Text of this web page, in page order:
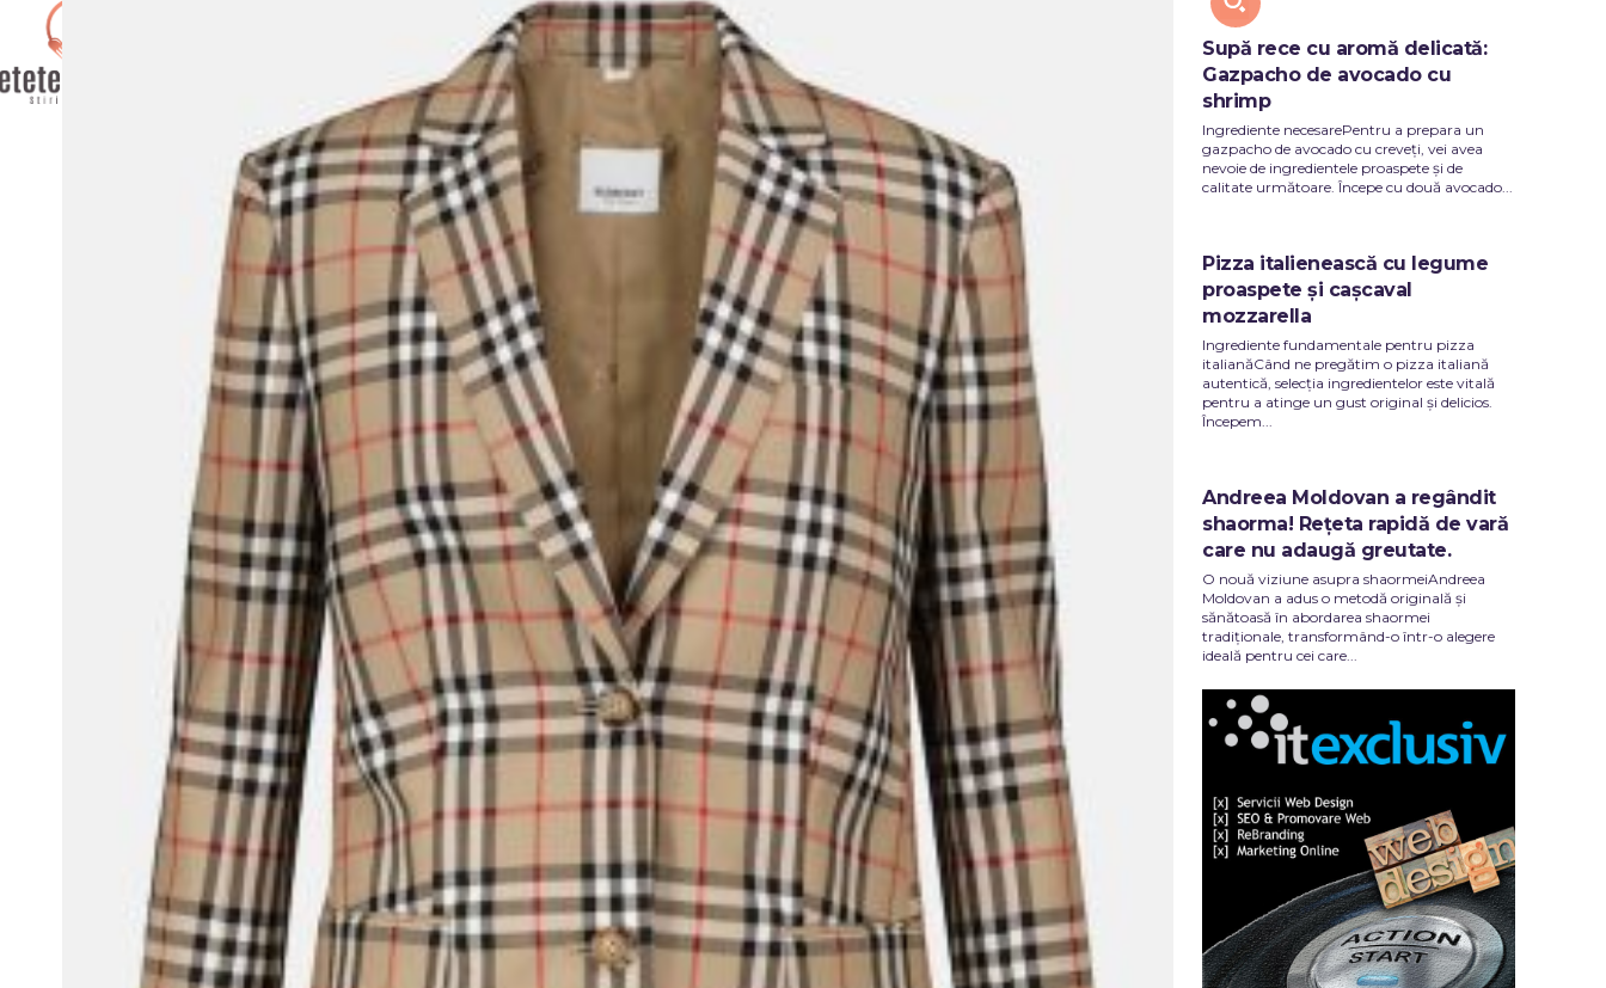
Supă rece cu aromă delicată:
Gazpacho de avocado cu
shrimp
Ingrediente necesarePentru a prepara un
gazpacho de avocado cu creveți, vei avea
nevoie de ingredientele proaspete și de
calitate următoare. Începe cu două avocado...
Pizza italienească cu legume
proaspete și cașcaval
mozzarella
Ingrediente fundamentale pentru pizza
italianăCând ne pregătim o pizza italiană
autentică, selecția ingredientelor este vitală
pentru a atinge un gust original și delicios.
Începem...
Andreea Moldovan a regândit
shaorma! Rețeta rapidă de vară
care nu adaugă greutate.
O nouă viziune asupra shaormeiAndreea
Moldovan a adus o metodă originală și
sănătoasă în abordarea shaormei
tradiționale, transformând-o într-o alegere
ideală pentru cei care...